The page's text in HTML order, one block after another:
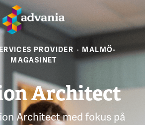
PROVIDER · MALMÖ-
MAGASINET
Architect
Architect med fokus på